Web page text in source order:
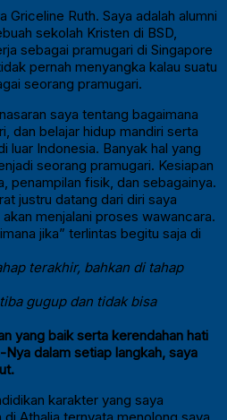
Griceline Ruth. Saya adalah alumni
sekolah Kristen di BSD,
sebagai pramugari di Singapore
pernah menyangka kalau suatu
seorang pramugari.
saya tentang bagaimana
dan belajar hidup mandiri serta
luar Indonesia. Banyak hal yang
seorang pramugari. Kesiapan
penampilan fisik, dan sebagainya.
justru datang dari diri saya
menjalani proses wawancara.
jika” terlintas begitu saja di
terakhir, bahkan di tahap
gugup dan tidak bisa
yang baik serta kerendahan hati
dalam setiap langkah, saya
karakter yang saya
Athalia ternyata menolong saya